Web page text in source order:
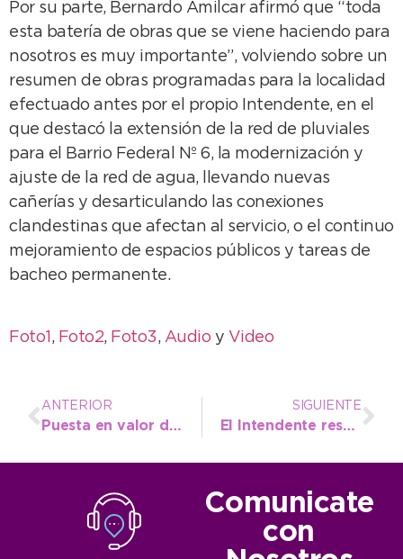
Por su parte, Bernardo Amilcar afirmó que “toda
esta batería de obras que se viene haciendo para
nosotros es muy importante”, volviendo sobre un
resumen de obras programadas para la localidad
efectuado antes por el propio Intendente, en el
que destacó la extensión de la red de pluviales
para el Barrio Federal Nº 6, la modernización y
ajuste de la red de agua, llevando nuevas
cañerías y desarticulando las conexiones
clandestinas que afectan al servicio, o el continuo
mejoramiento de espacios públicos y tareas de
bacheo permanente.
Foto1 , Foto2, Foto3, Audio y Video
ANTERIOR
Puesta en valor del Patio de los Cerezos: Arturo Rojas valoró el trabajo conjunto con la comunidad japonesa
SIGUIENTE
El Intendente resaltó los valores y principios sobre los que se forjó Ramón Santamarina
Comunicate
con